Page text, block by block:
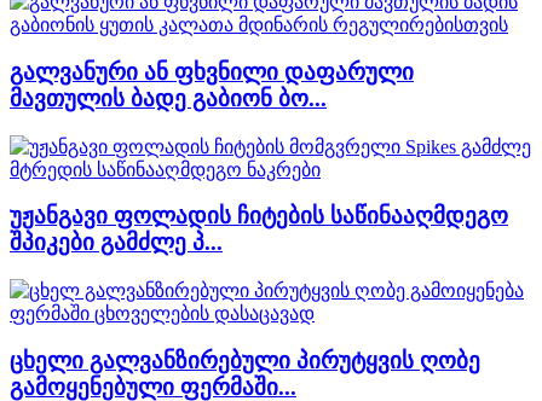
გალვანური ან ფხვნილი დაფარული
მავთულის ბადე გაბიონ ბო...
უჟანგავი ფოლადის ჩიტების საწინააღმდეგო
შპიკები გამძლე პ...
ცხელი გალვანზირებული პირუტყვის ღობე
გამოყენებული ფერმაში...